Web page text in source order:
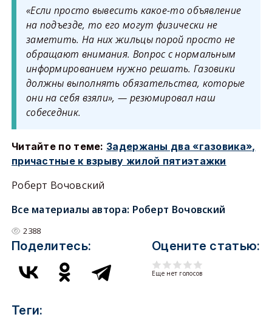
«Если просто вывесить какое-то объявление
на подъезде, то его могут физически не
заметить. На них жильцы порой просто не
обращают внимания. Вопрос с нормальным
информированием нужно решать. Газовики
должны выполнять обязательства, которые
они на себя взяли», — резюмировал наш
собеседник.
Читайте по теме: Задержаны два «газовика»,
причастные к взрыву жилой пятиэтажки
Роберт Вочовский
Все материалы автора: Роберт Вочовский
2388
Поделитесь: Оцените статью:
Еще нет голосов
Теги: